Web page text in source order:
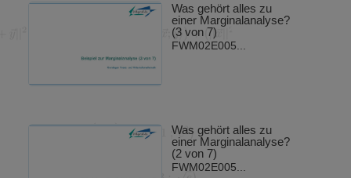
Was gehört alles zu
einer Marginalanalyse?
(3 von 7)
FWM02E005...
Was gehört alles zu
einer Marginalanalyse?
(2 von 7)
FWM02E005...